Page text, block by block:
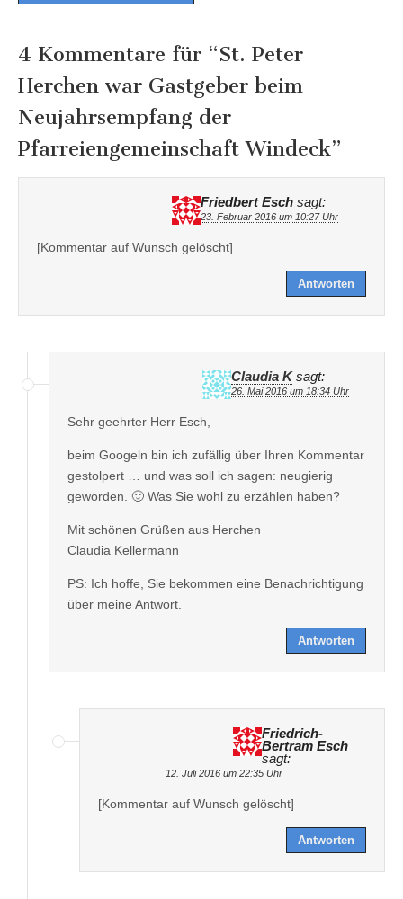
4 Kommentare für “St. Peter
Herchen war Gastgeber beim
Neujahrsempfang der
Pfarreiengemeinschaft Windeck”
Friedbert Esch sagt:
23. Februar 2016 um 10:27 Uhr
[Kommentar auf Wunsch gelöscht]
Antworten
Claudia K sagt:
26. Mai 2016 um 18:34 Uhr
Sehr geehrter Herr Esch,
beim Googeln bin ich zufällig über Ihren Kommentar
gestolpert … und was soll ich sagen: neugierig
geworden. 🙂 Was Sie wohl zu erzählen haben?
Mit schönen Grüßen aus Herchen
Claudia Kellermann
PS: Ich hoffe, Sie bekommen eine Benachrichtigung
über meine Antwort.
Antworten
Friedrich-
Bertram Esch
sagt:
12. Juli 2016 um 22:35 Uhr
[Kommentar auf Wunsch gelöscht]
Antworten